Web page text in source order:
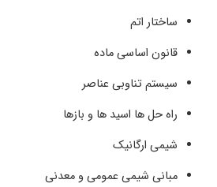
ساختار اتم
قانون اساسی ماده
سیستم تناوبی عناصر
راه حل ها اسید ها و بازها
شیمی ارگانیک
مبانی شیمی عمومی و معدنی